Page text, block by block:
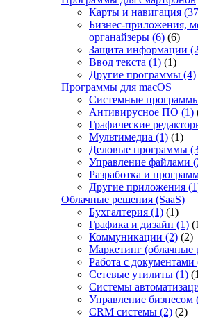
Карты и навигация
Бизнес-приложения,
органайзеры (6) (6)
Защита информации
Ввод текста (1) (1)
Другие программы (4)
Программы для macOS
Системные
Антивирусное ПО (1)
Графические
Мультимедиа (1) (1)
Деловые программы
Управление файлами
Разработка и
Другие приложения
Облачные решения (SaaS)
Бухгалтерия (1) (1)
Графика и дизайн (1)
Коммуникации (2) (2)
Маркетинг (облачные
Работа с документами
Сетевые утилиты (1)
Системы
Управление бизнесом
CRM системы (2) (2)